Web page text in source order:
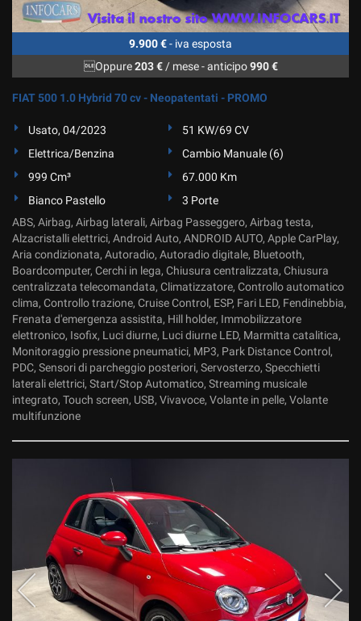
9.900 €- iva esposta
Oppure203 €/ mese-anticipo990 €
FIAT 500 1.0 Hybrid 70 cv - Neopatentati - PROMO
Usato, 04/2023
51 KW/69 CV
Elettrica/Benzina
Cambio Manuale (6)
999 Cm³
67.000 Km
Bianco Pastello
3 Porte
ABS, Airbag, Airbag laterali, Airbag Passeggero, Airbag testa,
Alzacristalli elettrici, Android Auto, ANDROID AUTO, Apple CarPlay,
Aria condizionata, Autoradio, Autoradio digitale, Bluetooth,
Boardcomputer, Cerchi in lega, Chiusura centralizzata, Chiusura
centralizzata telecomandata, Climatizzatore, Controllo automatico
clima, Controllo trazione, Cruise Control, ESP, Fari LED, Fendinebbia,
Frenata d'emergenza assistita, Hill holder, Immobilizzatore
elettronico, Isofix, Luci diurne, Luci diurne LED, Marmitta catalitica,
Monitoraggio pressione pneumatici, MP3, Park Distance Control,
PDC, Sensori di parcheggio posteriori, Servosterzo, Specchietti
laterali elettrici, Start/Stop Automatico, Streaming musicale
integrato, Touch screen, USB, Vivavoce, Volante in pelle, Volante
multifunzione